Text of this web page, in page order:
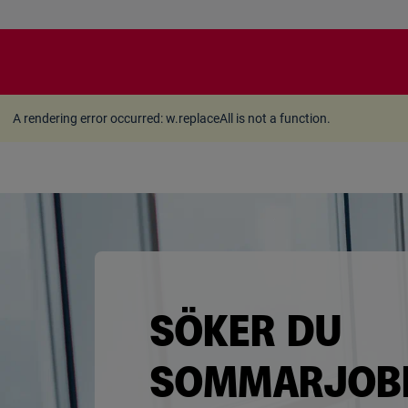
A rendering error occurred:w.replaceAll is not a function
A rendering error occurred:w.replaceAll is not a function.
SÖKER DU